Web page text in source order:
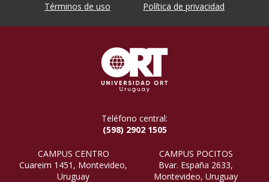
Términos de uso Política de privacidad
Teléfono central:
(598) 2902 1505
CAMPUS CENTRO
Cuareim 1451, Montevideo,
Uruguay
CAMPUS POCITOS
Bvar. España 2633,
Montevideo, Uruguay